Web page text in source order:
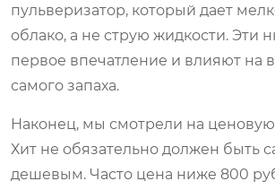
пульверизатор, который дает
облако, а не струю жидкости. Эти
первое впечатление и влияют на
самого запаха.
Наконец, мы смотрели на ценовую
Хит не обязательно должен быть
дешевым. Часто цена ниже 800